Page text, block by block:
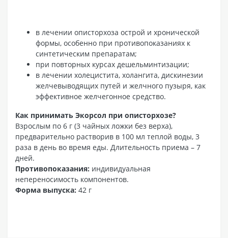
в лечении описторхоза острой и хронической
формы, особенно при противопоказаниях к
синтетическим препаратам;
при повторных курсах дешельминтизации;
в лечении холецистита, холангита, дискинезии
желчевыводящих путей и желчного пузыря, как
эффективное желчегонное средство.
Как принимать Экорсол при описторхозе?
Взрослым по 6 г (3 чайных ложки без верха),
предварительно растворив в 100 мл теплой воды, 3
раза в день во время еды. Длительность приема – 7
дней.
Противопоказания: индивидуальная
непереносимость компонентов.
Форма выпуска: 42 г